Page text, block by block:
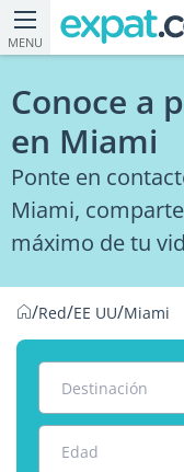
MENU
Conoce a
en Miami
Ponte en
Miami,
máximo de tu
/Red/EE UU/Miami
Destinación
Edad